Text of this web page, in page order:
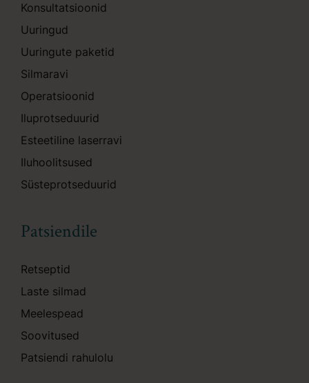
Konsultatsioonid
Uuringud
Uuringute paketid
Silmaravi
Operatsioonid
Iluprotseduurid
Esteetiline laserravi
Iluhoolitsused
Süsteprotseduurid
Patsiendile
Retseptid
Laste silmad
Meelespead
Soovitused
Patsiendi rahulolu